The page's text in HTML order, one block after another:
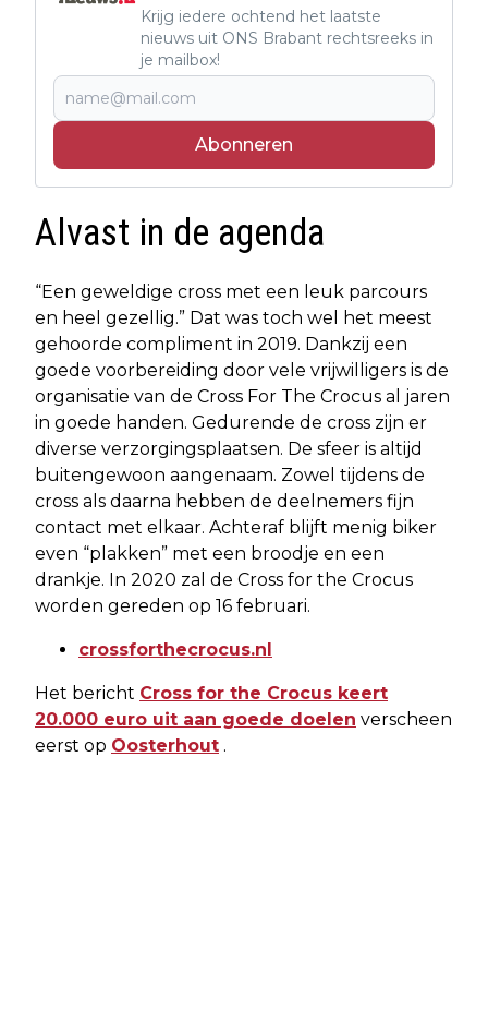
Krijg iedere ochtend het laatste
nieuws uit ONS Brabant rechtsreeks in
je mailbox!
Abonneren
Alvast in de agenda
“Een geweldige cross met een leuk parcours
en heel gezellig.” Dat was toch wel het meest
gehoorde compliment in 2019. Dankzij een
goede voorbereiding door vele vrijwilligers is de
organisatie van de Cross For The Crocus al jaren
in goede handen. Gedurende de cross zijn er
diverse verzorgingsplaatsen. De sfeer is altijd
buitengewoon aangenaam. Zowel tijdens de
cross als daarna hebben de deelnemers fijn
contact met elkaar. Achteraf blijft menig biker
even “plakken” met een broodje en een
drankje. In 2020 zal de Cross for the Crocus
worden gereden op 16 februari.
crossforthecrocus.nl
Het bericht Cross for the Crocus keert
20.000 euro uit aan goede doelen verscheen
eerst op Oosterhout .